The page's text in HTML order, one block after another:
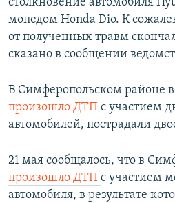
столкновение автомобиля
мопедом Honda Dio. К
от полученных травм
сказано в сообщении
В Симферопольском районе
произошло ДТП с участием
автомобилей, пострадали
21 мая сообщалось, что в
произошло ДТП с участием
автомобиля, в результате